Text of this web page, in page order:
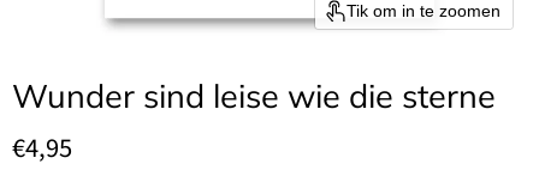
Tik om in te zoomen
Wunder sind leise wie die sterne
Huidige prijs
€4,95